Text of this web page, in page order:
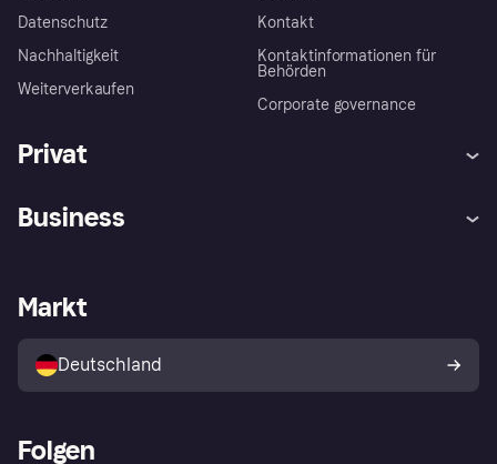
Datenschutz
Nachhaltigkeit
Weiterverkaufen
Kontakt
Kontaktinformationen für
Behörden
Corporate governance
Privat
Klarna App
Shops entdecken
Käuferschutzrichtlinie
Dein Widerrufsrecht
Business
Händlerportal
Markt
Deutschland
Folgen